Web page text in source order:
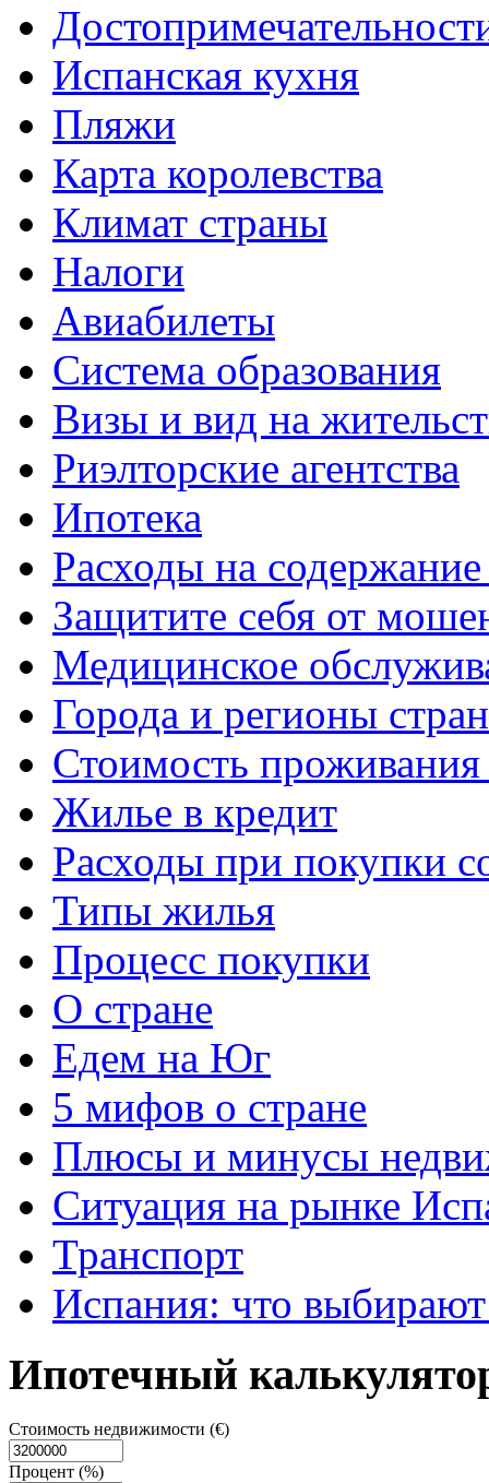
Испанская кухня
Пляжи
Карта королевства
Климат страны
Налоги
Авиабилеты
Система образования
Визы и вид на
Риэлторские агентства
Ипотека
Расходы на
Защитите себя от
Медицинское
Города и регионы
Стоимость проживания
Жилье в кредит
Расходы при покупки
Типы жилья
Процесс покупки
О стране
Едем на Юг
5 мифов о стране
Плюсы и минусы
Ситуация на рынке
Транспорт
Испания: что
Ипотечный
Стоимость недвижимости (€)
Процент (%)